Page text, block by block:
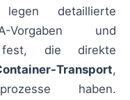
legen detaillierte
Vorgaben und
fest, die direkte
Transport,
haben.